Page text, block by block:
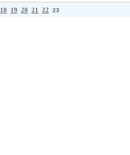
18 19 20 21 22 23